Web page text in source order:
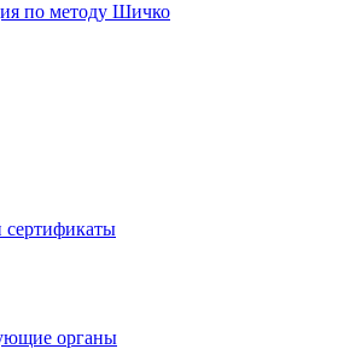
по методу Шичко
органы